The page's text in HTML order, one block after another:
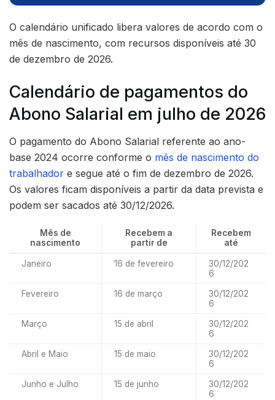
O calendário unificado libera valores de acordo com o
mês de nascimento, com recursos disponíveis até 30
de dezembro de 2026.
Calendário de pagamentos do
Abono Salarial em julho de 2026
O pagamento do Abono Salarial referente ao ano-
base 2024 ocorre conforme o mês de nascimento do
trabalhador e segue até o fim de dezembro de 2026.
Os valores ficam disponíveis a partir da data prevista e
podem ser sacados até 30/12/2026.
Mês de
nascimento
Recebem a
partir de
Recebem
até
Janeiro 16 de fevereiro
30/12/202
6
Fevereiro 16 de março
30/12/202
6
Março 15 de abril
30/12/202
6
Abril e Maio 15 de maio
30/12/202
6
Junho e Julho 15 de junho
30/12/202
6